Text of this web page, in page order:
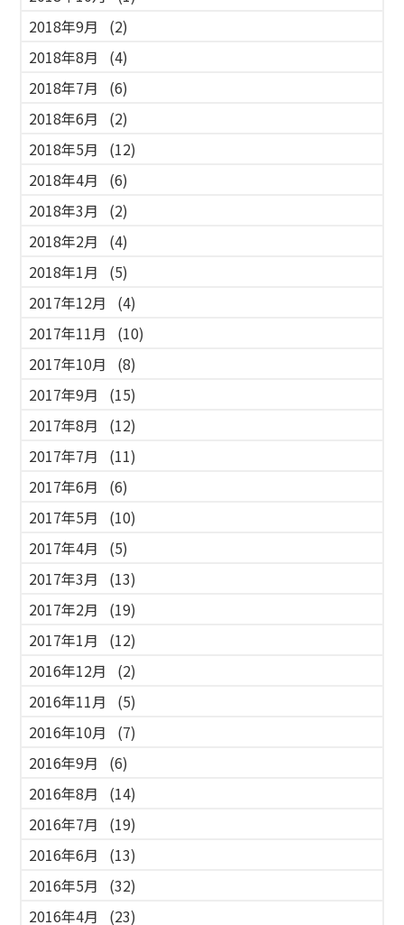
2018年9月
(2)
2018年8月
(4)
2018年7月
(6)
2018年6月
(2)
2018年5月
(12)
2018年4月
(6)
2018年3月
(2)
2018年2月
(4)
2018年1月
(5)
2017年12月
(4)
2017年11月
(10)
2017年10月
(8)
2017年9月
(15)
2017年8月
(12)
2017年7月
(11)
2017年6月
(6)
2017年5月
(10)
2017年4月
(5)
2017年3月
(13)
2017年2月
(19)
2017年1月
(12)
2016年12月
(2)
2016年11月
(5)
2016年10月
(7)
2016年9月
(6)
2016年8月
(14)
2016年7月
(19)
2016年6月
(13)
2016年5月
(32)
2016年4月
(23)